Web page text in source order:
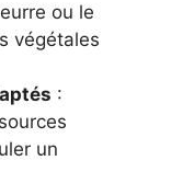
ou le
végétales
:
un